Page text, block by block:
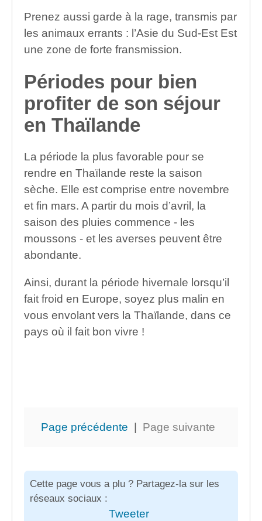
Prenez aussi garde à la rage, transmis par
les animaux errants : l’Asie du Sud-Est Est
une zone de forte fransmission.
Périodes pour bien
profiter de son séjour
en Thaïlande
La période la plus favorable pour se
rendre en Thaïlande reste la saison
sèche. Elle est comprise entre novembre
et fin mars. A partir du mois d’avril, la
saison des pluies commence - les
moussons - et les averses peuvent être
abondante.
Ainsi, durant la période hivernale lorsqu’il
fait froid en Europe, soyez plus malin en
vous envolant vers la Thaïlande, dans ce
pays où il fait bon vivre !
Page précédente | Page suivante
Cette page vous a plu ? Partagez-la sur les
réseaux sociaux :
Tweeter